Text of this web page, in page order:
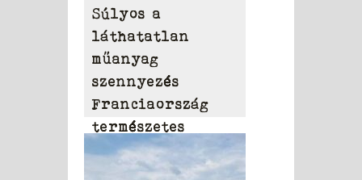
Súlyos a
láthatatlan
műanyag
szennyezés
Franciaország
természetes
vizeiben